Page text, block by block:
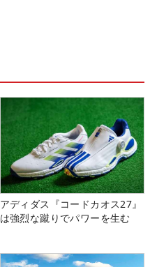
アディダス『コードカオス27』
は強烈な蹴りでパワーを生む